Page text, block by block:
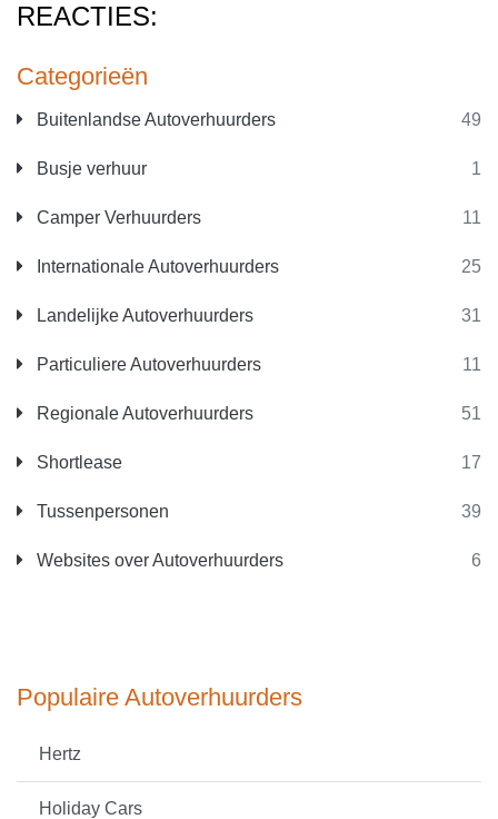
Categorieën
Buitenlandse Autoverhuurders 49
Busje verhuur 1
Camper Verhuurders 11
Internationale Autoverhuurders 25
Landelijke Autoverhuurders 31
Particuliere Autoverhuurders 11
Regionale Autoverhuurders 51
Shortlease 17
Tussenpersonen 39
Websites over Autoverhuurders 6
Populaire Autoverhuurders
Hertz
Holiday Cars
REACTIES: